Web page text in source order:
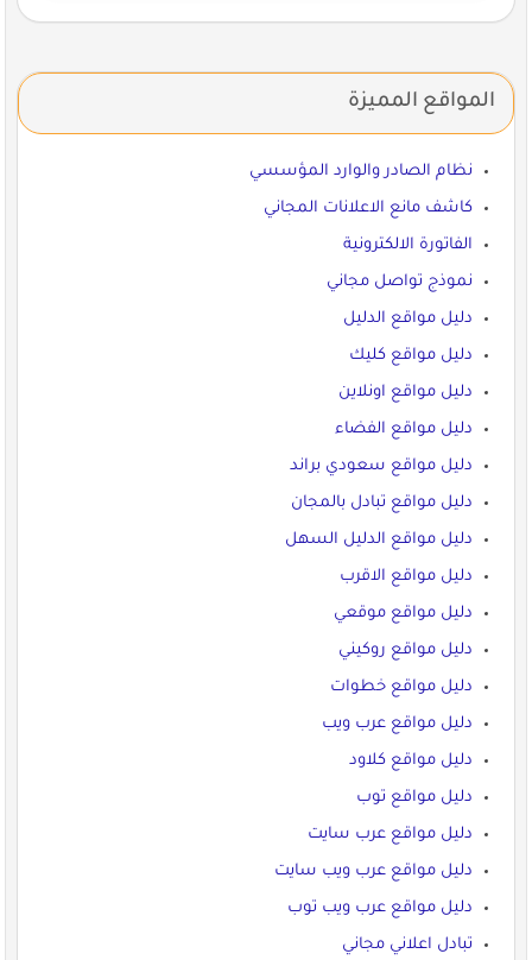
المواقع المميزة
نظام الصادر والوارد المؤسسي
كاشف مانع الاعلانات المجاني
الفاتورة الالكترونية
نموذج تواصل مجاني
دليل مواقع الدليل
دليل مواقع كليك
دليل مواقع اونلاين
دليل مواقع الفضاء
دليل مواقع سعودي براند
دليل مواقع تبادل بالمجان
دليل مواقع الدليل السهل
دليل مواقع الاقرب
دليل مواقع موقعي
دليل مواقع روكيني
دليل مواقع خطوات
دليل مواقع عرب ويب
دليل مواقع كلاود
دليل مواقع توب
دليل مواقع عرب سايت
دليل مواقع عرب ويب سايت
دليل مواقع عرب ويب توب
تبادل اعلاني مجاني